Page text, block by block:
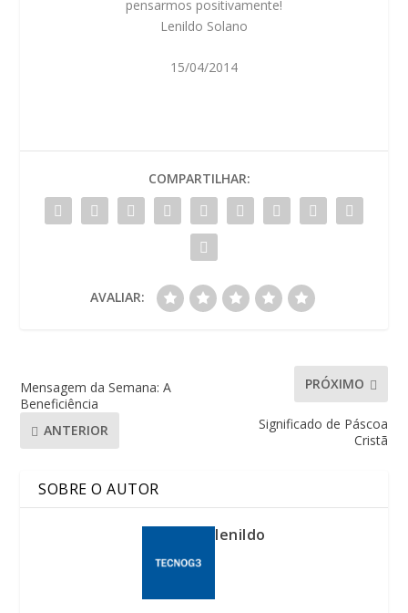
pensarmos positivamente!
Lenildo Solano
15/04/2014
COMPARTILHAR:
AVALIAR:
Mensagem da Semana: A
Beneficiência
ANTERIOR
PRÓXIMO
Significado de Páscoa
Cristã
SOBRE O AUTOR
lenildo